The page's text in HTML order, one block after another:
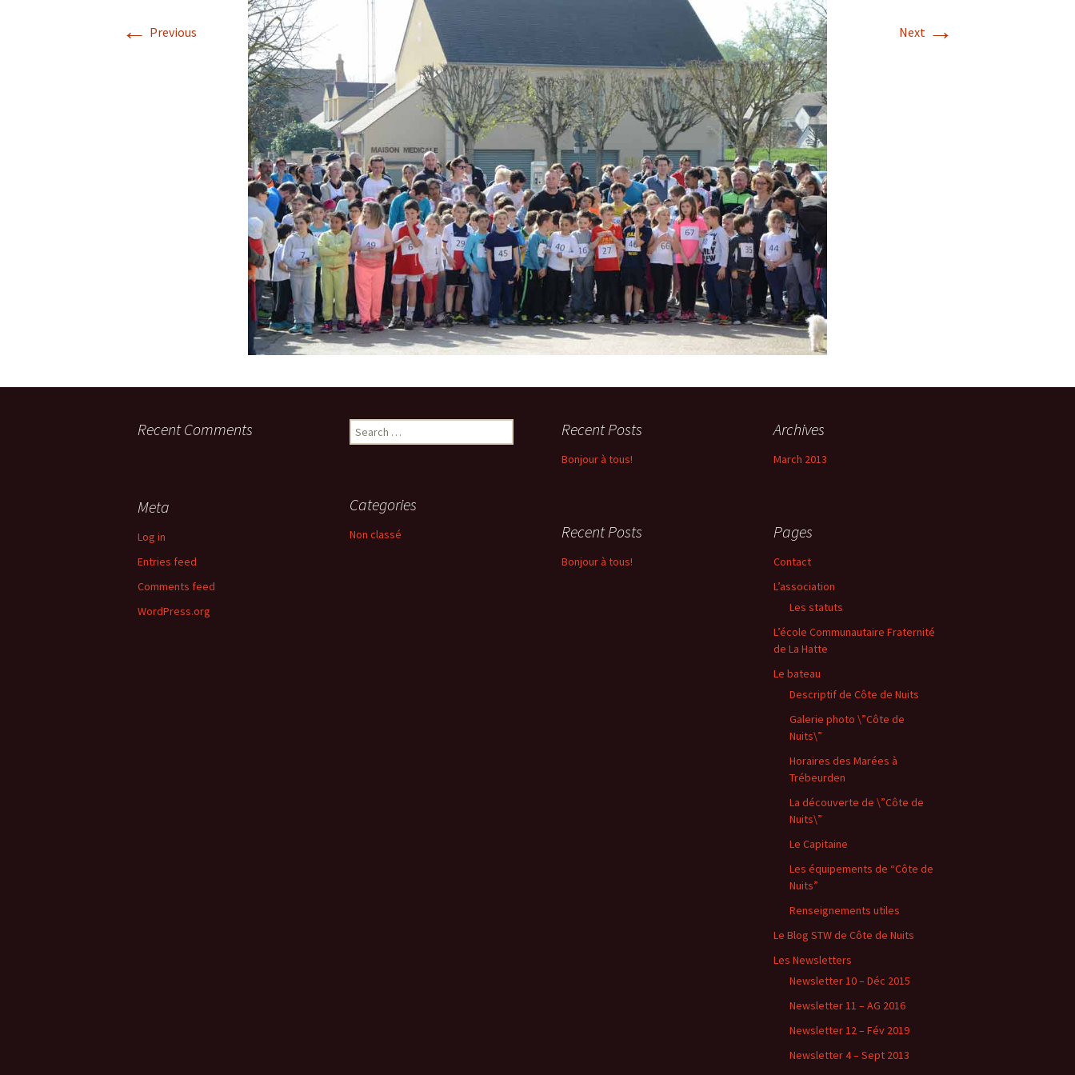
Descriptif de Côte de
Galerie photo \”Côte de
Nuits\”
Horaires des Marées à
Trébeurden
Newsletter 8 – Déc 2014
Newsletter 9 – Oct 2015
Newsletter 10 – Déc 2015
Newsletter 11 – AG
d’avril-2016
Newsletter 12 – Fév 2019
← Previous Next →
Recent Comments
Search
for:
Recent Posts
Bonjour à tous!
Archives
March 2013
Categories
Non classé
Meta
Log in
Entries feed
Comments feed
WordPress.org
Recent Posts
Bonjour à tous!
Pages
Contact
L’association
Les statuts
L’école Communautaire Fraternité
de La Hatte
Le bateau
Descriptif de Côte de Nuits
Galerie photo \”Côte de
Nuits\”
Horaires des Marées à
Trébeurden
La découverte de \”Côte de
Nuits\”
Le Capitaine
Les équipements de “Côte de
Nuits”
Renseignements utiles
Le Blog STW de Côte de Nuits
Les Newsletters
Newsletter 10 – Déc 2015
Newsletter 11 – AG 2016
Newsletter 12 – Fév 2019
Newsletter 4 – Sept 2013